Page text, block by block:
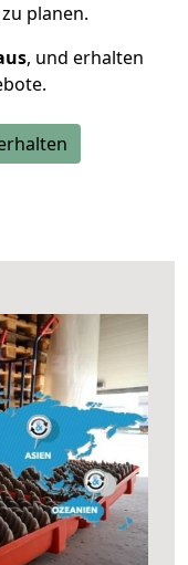
planen.
, und erhalten